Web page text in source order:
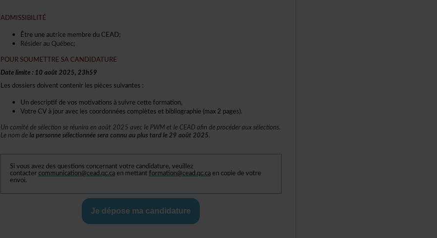
ADMISSIBILITÉ
ÊtreuneautricemembreduCEAD;
RésiderauQuébec;
POURSOUMETTRESACANDIDATURE
Datelimite:10août2025,23h59
Lesdossiersdoiventcontenirlespiècessuivantes:
Undescriptifdevosmotivationsàsuivrecetteformation,
VotreCVàjouraveclescoordonnéescomplètesetbibliographie(max2pages).
Uncomitédesélectionseréuniraenaoût2025aveclePWMetleCEADafindeprocéderauxsélections.
Lenomde lapersonnesélectionnéeseraconnuauplustardle29août2025.
Sivousavezdesquestionsconcernantvotrecandidature,veuillez
contacter communication@cead.qc.caenmettant formation@cead.qc.caencopiedevotre
envoi.
Jedéposemacandidature